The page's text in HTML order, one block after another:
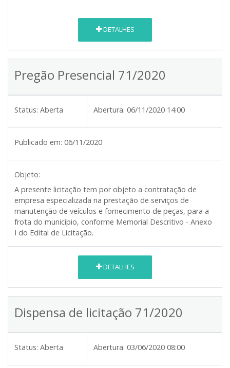
DETALHES
Pregão Presencial 71/2020
Status: Aberta Abertura: 06/11/2020 14:00
Publicado em: 06/11/2020
Objeto:
A presente licitação tem por objeto a contratação de
empresa especializada na prestação de serviços de
manutenção de veículos e fornecimento de peças, para a
frota do município, conforme Memorial Descritivo - Anexo
I do Edital de Licitação.
DETALHES
Dispensa de licitação 71/2020
Status: Aberta Abertura: 03/06/2020 08:00